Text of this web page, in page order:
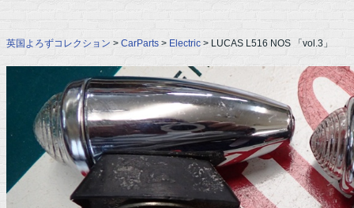
英国よろずコレクション > CarParts > Electric > LUCAS L516 NOS 「vol.3」